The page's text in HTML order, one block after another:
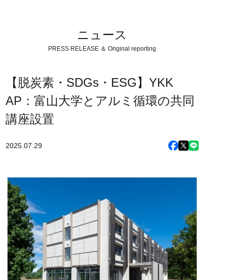
ニュース
PRESS RELEASE ＆ Original reporting
【脱炭素・SDGs・ESG】YKK
AP：富山大学とアルミ循環の共同
講座設置
2025.07.29